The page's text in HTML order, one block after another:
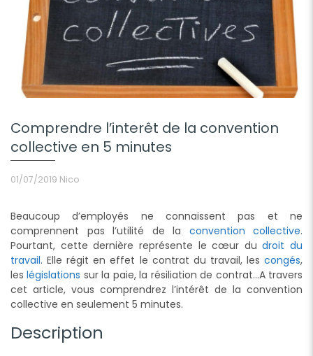
Comprendre l’interêt de la convention
collective en 5 minutes
01/07/2019 Nico
Beaucoup d’employés ne connaissent pas et ne
comprennent pas l’utilité de la convention collective.
Pourtant, cette dernière représente le cœur dudroit du
travail. Elle régit en effet le contrat du travail, les congés,
leslégislations sur la paie, la résiliation de contrat…A travers
cet article, vous comprendrez l’intérêt de la convention
collective en seulement 5 minutes.
Description